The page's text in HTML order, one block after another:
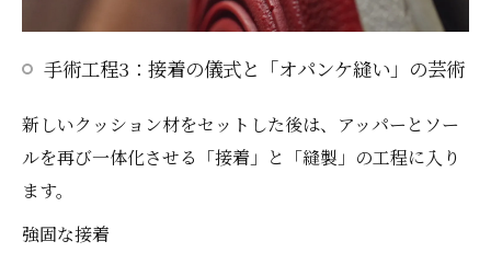
手術工程3：接着の儀式と「オパンケ縫い」の芸術
新しいクッション材をセットした後は、アッパーとソー
ルを再び一体化させる「接着」と「縫製」の工程に入り
ます。
強固な接着